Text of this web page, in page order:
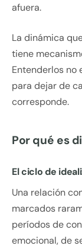
afuera.
La dinámica
tiene
Entenderlos no
para dejar de
corresponde.
Por qué es
El ciclo de
Una relación
marcados
períodos de
emocional, de